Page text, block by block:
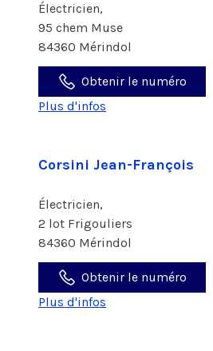
Électricien,
95 chem Muse
84360 Mérindol
Obtenir le numéro
Plus d'infos
Corsini Jean-François
Électricien,
2 lot Frigouliers
84360 Mérindol
Obtenir le numéro
Plus d'infos